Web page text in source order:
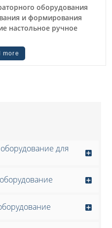
оборудования
и формирования
настольное ручное
more
для